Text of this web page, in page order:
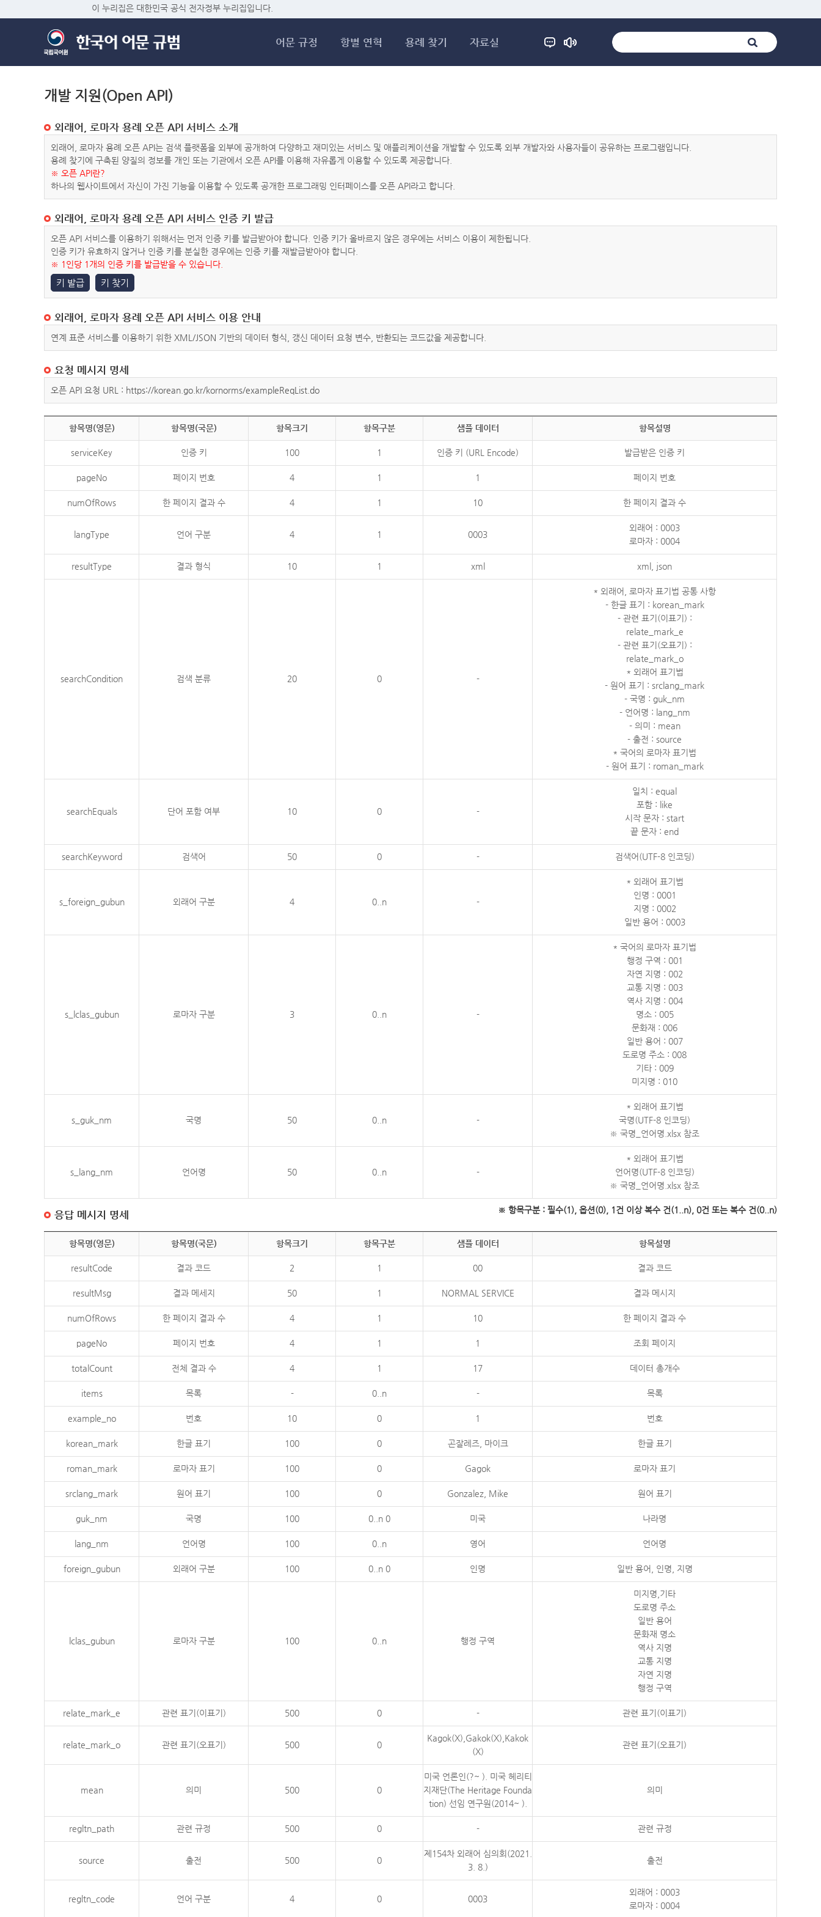
이 누리집은 대한민국 공식 전자정부 누리집입니다.
어문 규정 항별 연혁 용례 찾기 자료실
개발 지원(Open API)
외래어, 로마자 용례 오픈 API 서비스 소개
외래어, 로마자 용례 오픈 API는 검색 플랫폼을 외부에 공개하여 다양하고 재미있는 서비스 및 애플리케이션을 개발할 수 있도록 외부 개발자와 사용자들이 공유하는 프로그램입니다.
용례 찾기에 구축된 양질의 정보를 개인 또는 기관에서 오픈 API를 이용해 자유롭게 이용할 수 있도록 제공합니다.
※ 오픈 API란?
하나의 웹사이트에서 자신이 가진 기능을 이용할 수 있도록 공개한 프로그래밍 인터페이스를 오픈 API라고 합니다.
외래어, 로마자 용례 오픈 API 서비스 인증 키 발급
오픈 API 서비스를 이용하기 위해서는 먼저 인증 키를 발급받아야 합니다. 인증 키가 올바르지 않은 경우에는 서비스 이용이 제한됩니다.
인증 키가 유효하지 않거나 인증 키를 분실한 경우에는 인증 키를 재발급받아야 합니다.
※ 1인당 1개의 인증 키를 발급받을 수 있습니다.
키 발급 키 찾기
외래어, 로마자 용례 오픈 API 서비스 이용 안내
연계 표준 서비스를 이용하기 위한 XML/JSON 기반의 데이터 형식, 갱신 데이터 요청 변수, 반환되는 코드값을 제공합니다.
요청 메시지 명세
오픈 API 요청 URL : https://korean.go.kr/kornorms/exampleReqList.do
항목명(영문) 항목명(국문) 항목크기 항목구분 샘플 데이터 항목설명
serviceKey 인증 키 100 1 인증 키 (URL Encode) 발급받은 인증 키
pageNo 페이지 번호 4 1 1 페이지 번호
numOfRows 한 페이지 결과 수 4 1 10 한 페이지 결과 수
langType 언어 구분 4 1 0003
외래어 : 0003
로마자 : 0004
resultType 결과 형식 10 1 xml xml, json
searchCondition 검색 분류 20 0 -
* 외래어, 로마자 표기법 공통 사항
- 한글 표기 : korean_mark
- 관련 표기(이표기) :
relate_mark_e
- 관련 표기(오표기) :
relate_mark_o
* 외래어 표기법
- 원어 표기 : srclang_mark
- 국명 : guk_nm
- 언어명 : lang_nm
- 의미 : mean
- 출전 : source
* 국어의 로마자 표기법
- 원어 표기 : roman_mark
searchEquals 단어 포함 여부 10 0 -
일치 : equal
포함 : like
시작 문자 : start
끝 문자 : end
searchKeyword 검색어 50 0 - 검색어(UTF-8 인코딩)
s_foreign_gubun 외래어 구분 4 0..n -
* 외래어 표기법
인명 : 0001
지명 : 0002
일반 용어 : 0003
s_lclas_gubun 로마자 구분 3 0..n -
* 국어의 로마자 표기법
행정 구역 : 001
자연 지명 : 002
교통 지명 : 003
역사 지명 : 004
명소 : 005
문화재 : 006
일반 용어 : 007
도로명 주소 : 008
기타 : 009
미지명 : 010
s_guk_nm 국명 50 0..n -
* 외래어 표기법
국명(UTF-8 인코딩)
※ 국명_언어명.xlsx 참조
s_lang_nm 언어명 50 0..n -
* 외래어 표기법
언어명(UTF-8 인코딩)
※ 국명_언어명.xlsx 참조
※ 항목구분 : 필수(1), 옵션(0), 1건 이상 복수 건(1..n), 0건 또는 복수 건(0..n)
응답 메시지 명세
항목명(영문) 항목명(국문) 항목크기 항목구분 샘플 데이터 항목설명
resultCode 결과 코드 2 1 00 결과 코드
resultMsg 결과 메세지 50 1 NORMAL SERVICE 결과 메시지
numOfRows 한 페이지 결과 수 4 1 10 한 페이지 결과 수
pageNo 페이지 번호 4 1 1 조회 페이지
totalCount 전체 결과 수 4 1 17 데이터 총개수
items 목록 - 0..n - 목록
example_no 번호 10 0 1 번호
korean_mark 한글 표기 100 0 곤잘레즈, 마이크 한글 표기
roman_mark 로마자 표기 100 0 Gagok 로마자 표기
srclang_mark 원어 표기 100 0 Gonzalez, Mike 원어 표기
guk_nm 국명 100 0..n 0 미국 나라명
lang_nm 언어명 100 0..n 영어 언어명
foreign_gubun 외래어 구분 100 0..n 0 인명 일반 용어, 인명, 지명
lclas_gubun 로마자 구분 100 0..n 행정 구역
미지명,기타
도로명 주소
일반 용어
문화재 명소
역사 지명
교통 지명
자연 지명
행정 구역
relate_mark_e 관련 표기(이표기) 500 0 - 관련 표기(이표기)
relate_mark_o 관련 표기(오표기) 500 0
Kagok(X),Gakok(X),Kakok
(X)
관련 표기(오표기)
mean 의미 500 0
미국 언론인(?~ ). 미국 헤리티
지재단(The Heritage Founda
tion) 선임 연구원(2014~ ).
의미
regltn_path 관련 규정 500 0 - 관련 규정
source 출전 500 0
제154차 외래어 심의회(2021.
3. 8.)
출전
regltn_code 언어 구분 4 0 0003
외래어 : 0003
로마자 : 0004